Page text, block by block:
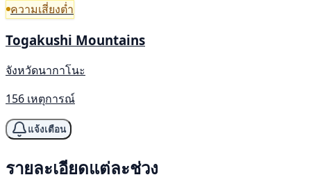
ความเสี่ยงต่ำ
Togakushi Mountains
จังหวัดนากาโนะ
156 เหตุการณ์
แจ้งเตือน
รายละเอียดแต่ละช่วง